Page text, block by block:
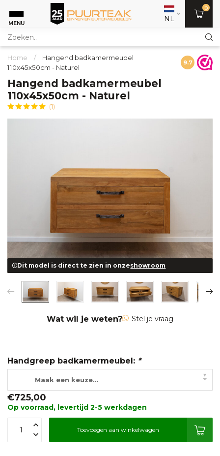
MENU NL
0
Home /
Hangend badkamermeubel
110x45x50cm - Naturel
9.7
Hangend badkamermeubel
110x45x50cm - Naturel
(1)
Dit model is direct te zien in onzeshowroom
Wat wil je weten? Stel je vraag
Handgreep badkamermeubel: *
Maak een keuze...
▾
€725,00
Op voorraad, levertijd 2-5 werkdagen
Toevoegen aan winkelwagen